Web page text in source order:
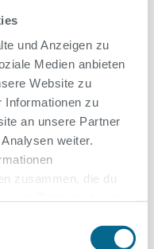
und Anzeigen zu
Medien anbieten
Website zu
Informationen zu
an unsere Partner
weiter.
zusammen, die du
storniert
Dauerkarten